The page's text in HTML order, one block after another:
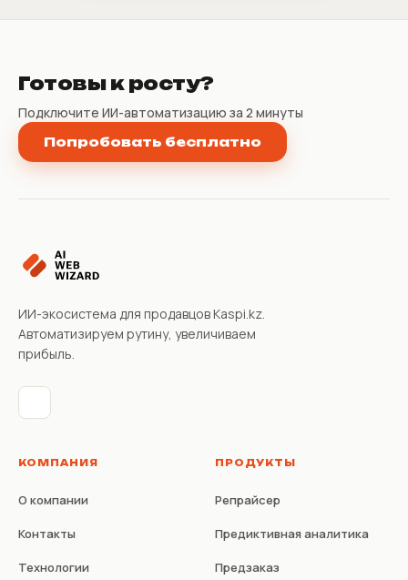
Готовы к росту?
Подключите ИИ-автоматизацию за 2 минуты
Попробовать бесплатно
ИИ-экосистема для продавцов Kaspi.kz.
Автоматизируем рутину, увеличиваем
прибыль.
КОМПАНИЯ
О компании
Контакты
Технологии
ПРОДУКТЫ
Репрайсер
Предиктивная аналитика
Предзаказ